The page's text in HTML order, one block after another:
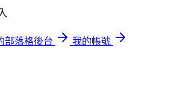
部落格後台
我的帳號